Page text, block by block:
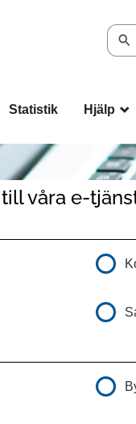
Statistik Hjälp _
våra e-